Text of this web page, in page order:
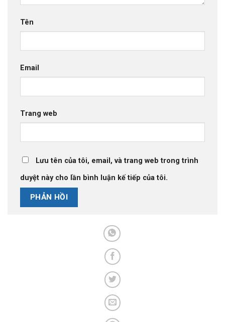
Tên
Email
Trang web
Lưu tên của tôi, email, và trang web trong trình
duyệt này cho lần bình luận kế tiếp của tôi.